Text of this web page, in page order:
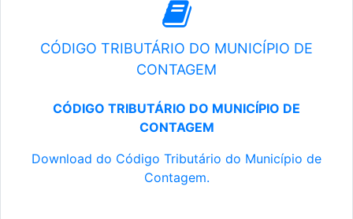
CÓDIGO TRIBUTÁRIO DO MUNICÍPIO DE
CONTAGEM
CÓDIGO TRIBUTÁRIO DO MUNICÍPIO DE
CONTAGEM
Download do Código Tributário do Município de
Contagem.